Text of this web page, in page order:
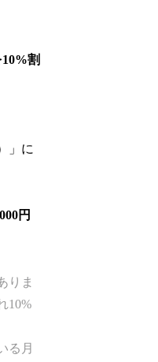
0%割
」に
円
りま
10%
る月